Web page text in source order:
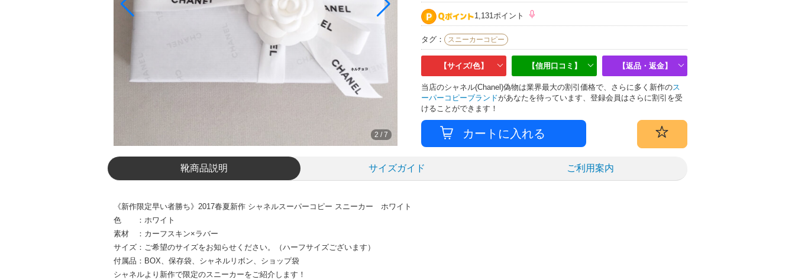
2 /7
1,131ポイント
タグ： スニーカーコピー
【サイズ/色】 【信用口コミ】 【返品・返金】
当店のシャネル(Chanel)偽物は業界最大の割引価格で、さらに多く新作のス
ーパーコピーブランドがあなたを待っています、登録会員はさらに割引を受
けることができます！
靴商品説明 サイズガイド ご利用案内
《新作限定早い者勝ち》2017春夏新作 シャネルスーパーコピー スニーカー ホワイト
色 ：ホワイト
素材 ：カーフスキン×ラバー
サイズ：ご希望のサイズをお知らせください。（ハーフサイズございます）
付属品：BOX、保存袋、シャネルリボン、ショップ袋
シャネルより新作で限定のスニーカーをご紹介します！